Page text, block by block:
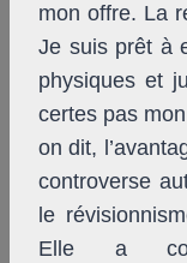
mon offre. La
Je suis prêt à
physiques et
certes pas
on dit,
controverse
le
Elle a